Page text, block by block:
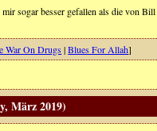
sogar besser gefallen als die von
War On Drugs|Blues For Allah]
März 2019)